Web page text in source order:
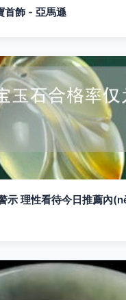
首飾 - 亞馬遜
示 理性看待今日推薦內